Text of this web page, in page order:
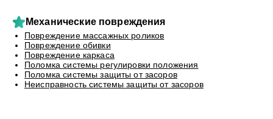
Механические повреждения
Повреждение массажных роликов
Повреждение обивки
Повреждение каркаса
Поломка системы регулировки положения
Поломка системы защиты от засоров
Неисправность системы защиты от засоров